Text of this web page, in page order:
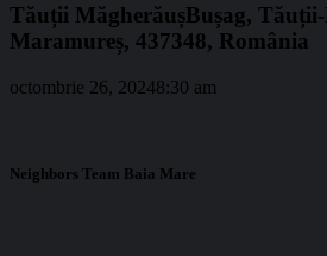
Tăuții MăgherăușBușag,
Maramureș, 437348, România
octombrie 26, 20248:30 am
Neighbors Team Baia Mare